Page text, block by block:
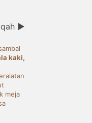
►
kaki,
meja